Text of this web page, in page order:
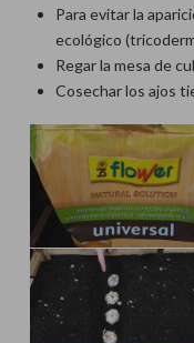
Para evitar la
ecológico
Regar la mesa de
Cosechar los ajos